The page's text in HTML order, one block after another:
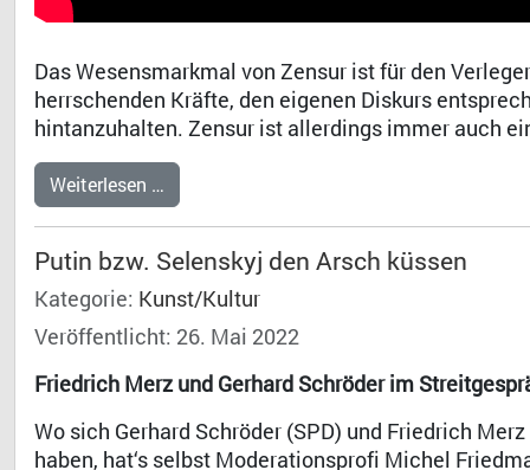
Das Wesensmarkmal von Zensur ist für den
herrschenden Kräfte, den eigenen Diskurs
hintanzuhalten. Zensur ist allerdings immer auch
Weiterlesen …
Putin bzw. Selenskyj den Arsch küssen
Kategorie: Kunst/Kultur
Veröffentlicht: 26. Mai 2022
Friedrich Merz und Gerhard Schröder im
Wo sich Gerhard Schröder (SPD) und Friedrich
haben, hat‘s selbst Moderationsprofi Michel